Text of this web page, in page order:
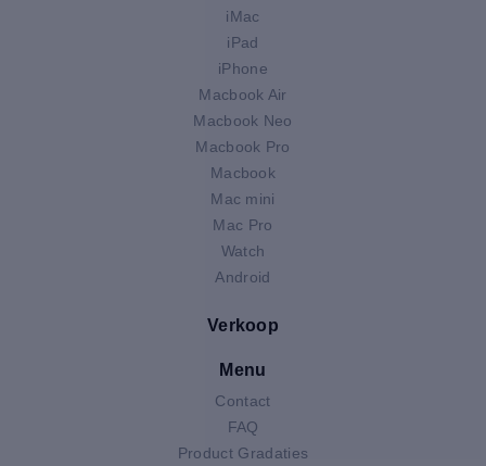
iMac
iPad
iPhone
Macbook Air
Macbook Neo
Macbook Pro
Macbook
Mac mini
Mac Pro
Watch
Android
Verkoop
Menu
Contact
FAQ
Product Gradaties